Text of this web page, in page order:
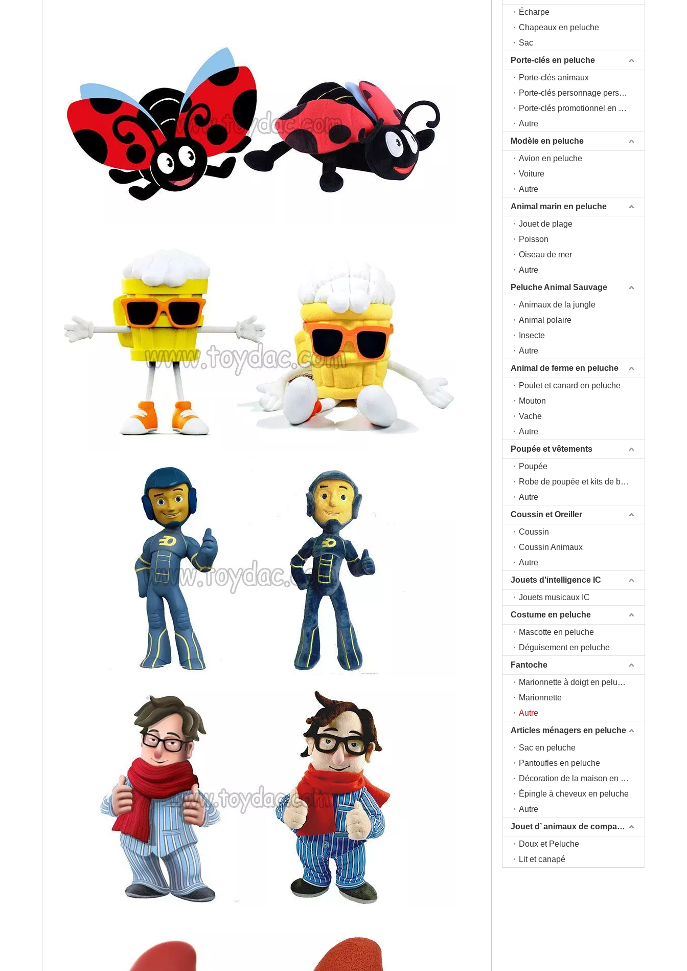
Écharpe
Chapeaux en peluche
Sac
Porte-clés en peluche
Porte-clés animaux
Porte-clés personnage personnage
Porte-clés promotionnel en peluche
Autre
Modèle en peluche
Avion en peluche
Voiture
Autre
Animal marin en peluche
Jouet de plage
Poisson
Oiseau de mer
Autre
Peluche Animal Sauvage
Animaux de la jungle
Animal polaire
Insecte
Autre
Animal de ferme en peluche
Poulet et canard en peluche
Mouton
Vache
Autre
Poupée et vêtements
Poupée
Robe de poupée et kits de bricolage
Autre
Coussin et Oreiller
Coussin
Coussin Animaux
Autre
Jouets d'intelligence IC
Jouets musicaux IC
Costume en peluche
Mascotte en peluche
Déguisement en peluche
Fantoche
Marionnette à doigt en peluche
Marionnette
Autre
Articles ménagers en peluche
Sac en peluche
Pantoufles en peluche
Décoration de la maison en peluche
Épingle à cheveux en peluche
Autre
Jouet d’ animaux de compagnie
Doux et Peluche
Lit et canapé